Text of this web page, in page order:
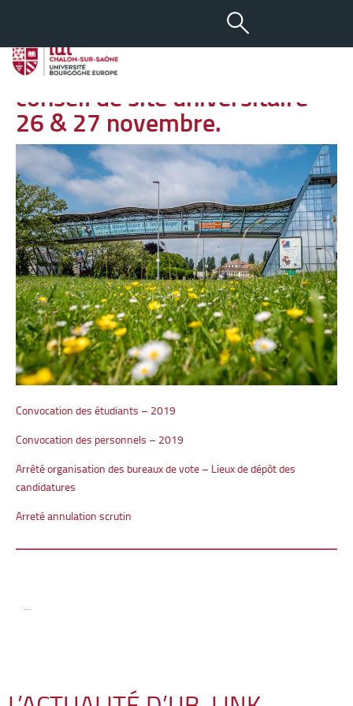
aA - +
05 NOV 2019
Élections conseil d’IUT et
conseil de site universitaire –
26 & 27 novembre.
Convocation des étudiants – 2019
Convocation des personnels – 2019
Arrêté organisation des bureaux de vote – Lieux de dépôt des
candidatures
Arreté annulation scrutin
…